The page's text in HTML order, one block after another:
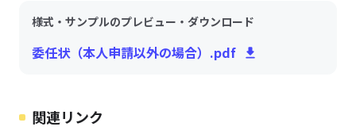
様式・サンプルのプレビュー・ダウンロード
委任状（本人申請以外の場合）.pdf
関連リンク